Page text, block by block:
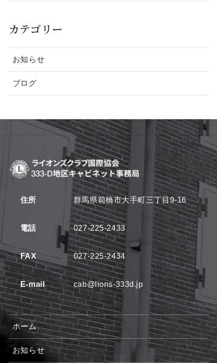
カテゴリー
お知らせ
ブログ
住所 群馬県前橋市大手町三丁目9-16
電話 027-225-2433
FAX 027-225-2434
E-mail cab@lions-333d.jp
ホーム
お知らせ